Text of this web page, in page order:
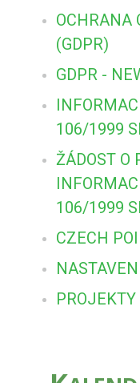
OCHRANA
(GDPR)
GDPR -
106/1999
ŽÁDOST O
106/1999
CZECH
PROJEKTY